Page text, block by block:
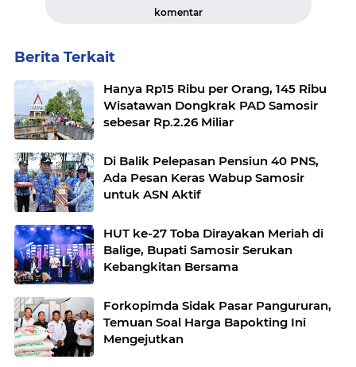
komentar
Berita Terkait
Hanya Rp15 Ribu per Orang, 145 Ribu
Wisatawan Dongkrak PAD Samosir
sebesar Rp.2.26 Miliar
Di Balik Pelepasan Pensiun 40 PNS,
Ada Pesan Keras Wabup Samosir
untuk ASN Aktif
HUT ke-27 Toba Dirayakan Meriah di
Balige, Bupati Samosir Serukan
Kebangkitan Bersama
Forkopimda Sidak Pasar Pangururan,
Temuan Soal Harga Bapokting Ini
Mengejutkan